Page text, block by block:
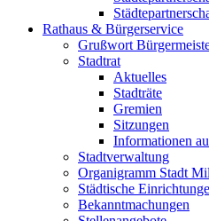
Rathaus & Bürgerservice
Grußwort
Stadtrat
Aktuelles
Stadträte
Gremien
Sitzungen
Informationen
Stadtverwaltung
Organigramm Stadt
Städtische
Bekanntmachungen